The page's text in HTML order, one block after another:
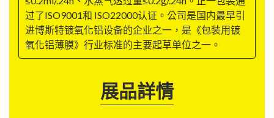
过了ISO9001和 ISO22000认证。公司是国内最早引
进博斯特镀氧化铝设备的企业之一，是《包装用镀
氧化铝薄膜》行业标准的主要起草单位之一。
展品詳情